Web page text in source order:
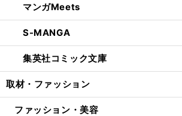
マンガMeets
S-MANGA
集英社コミック文庫
取材・ファッション
ファッション・美容